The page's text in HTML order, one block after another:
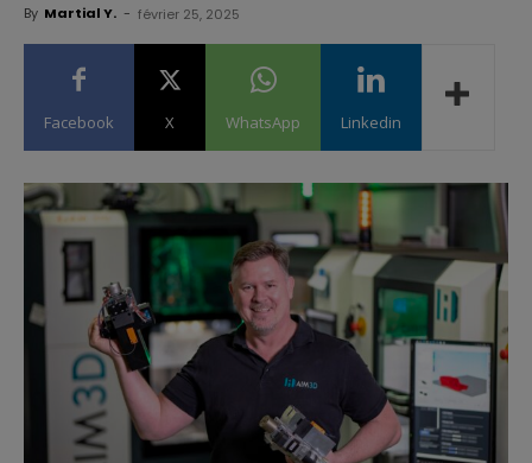
By Martial Y. - février 25, 2025
Facebook X WhatsApp Linkedin